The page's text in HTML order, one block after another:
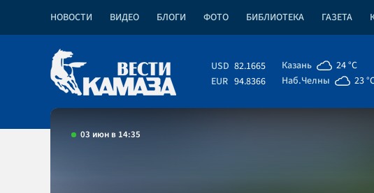
НОВОСТИ ВИДЕО БЛОГИ ФОТО БИБЛИОТЕКА ГАЗЕТА
USD 82.1665
EUR 94.8366
Казань
24 °C
Наб.Челны
23
03 июн в 14:35